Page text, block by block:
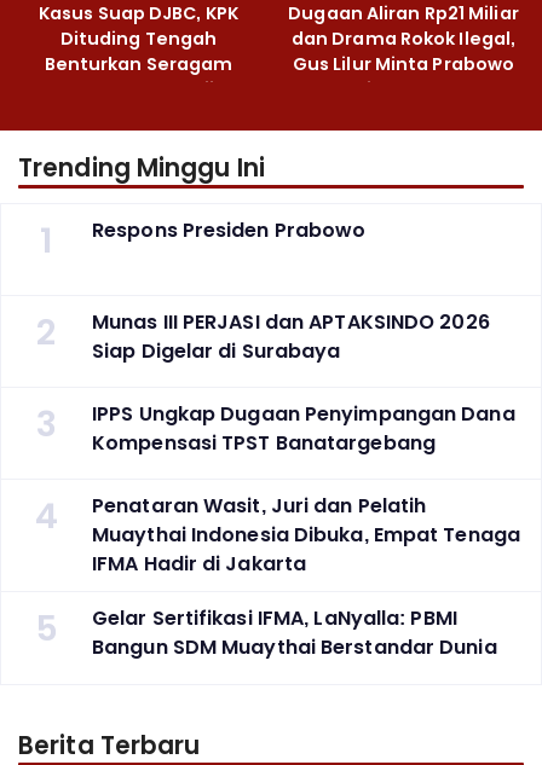
Kasus Suap DJBC, KPK
Dituding Tengah
Benturkan Seragam
Cokelat dengan Hijau
Dugaan Aliran Rp21 Miliar
dan Drama Rokok Ilegal,
Gus Lilur Minta Prabowo
Bertindak Tegas
Trending Minggu Ini
1 Respons Presiden Prabowo
2
Munas III PERJASI dan APTAKSINDO 2026
Siap Digelar di Surabaya
3
IPPS Ungkap Dugaan Penyimpangan Dana
Kompensasi TPST Banatargebang
4
Penataran Wasit, Juri dan Pelatih
Muaythai Indonesia Dibuka, Empat Tenaga
IFMA Hadir di Jakarta
5
Gelar Sertifikasi IFMA, LaNyalla: PBMI
Bangun SDM Muaythai Berstandar Dunia
Berita Terbaru